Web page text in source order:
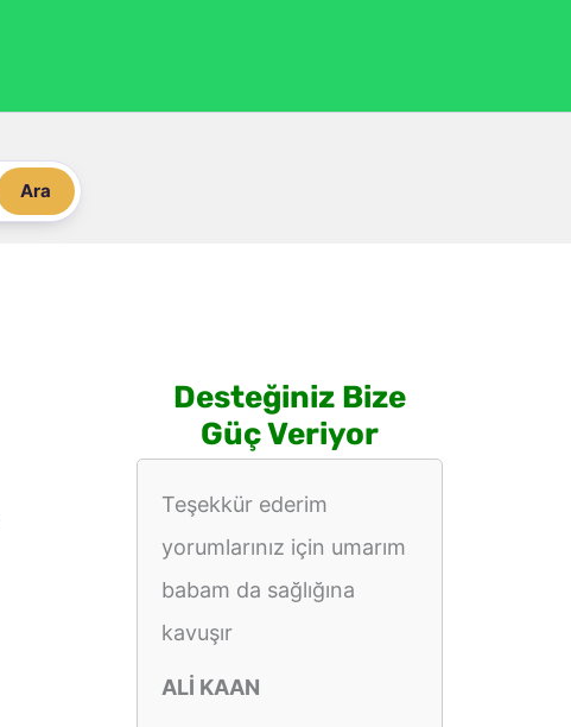
Ara
Desteğiniz Bize
Güç Veriyor
Teşekkür ederim
yorumlarınız için umarım
babam da sağlığına
kavuşır
ALİ KAAN